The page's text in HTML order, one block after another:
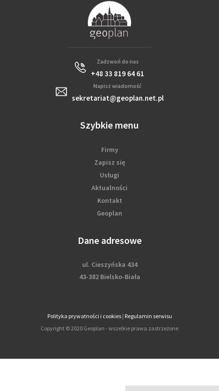
Zadzwoń do nas
+48 33 819 64 61
Napisz wiadomość
sekretariat@geoplan.net.pl
Szybkie menu
Firmy
Zapisz się
Usługi
Aktualności
Kontakt
Geoplan
Dane adresowe
ul. Cieszyńska 434
43-382 Bielsko-Biała
Polityka prywatności i cookies| Regulamin serwisu
Copyright © 2020 Geoplan - wszelkie prawa zastrzeżone